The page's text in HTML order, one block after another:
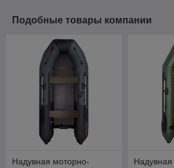
Подобные товары компании
Надувная моторно-